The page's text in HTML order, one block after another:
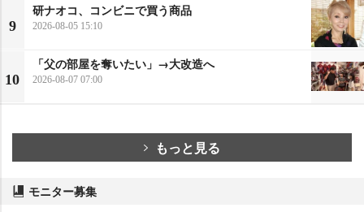
9
研ナオコ、コンビニで買う商品
2026-08-05 15:10
10
「父の部屋を奪いたい」→大改造へ
2026-08-07 07:00
もっと見る
モニター募集